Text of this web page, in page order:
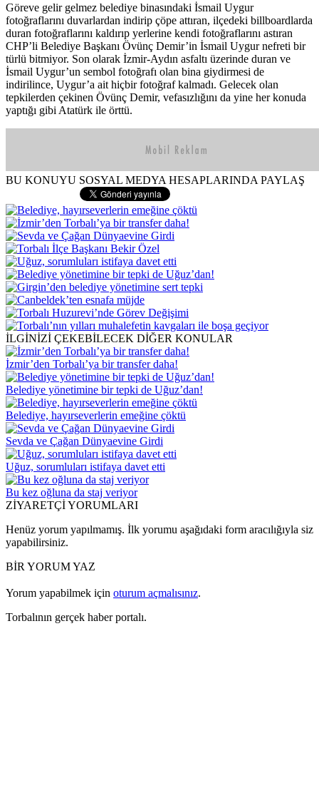
Göreve gelir gelmez belediye binasındaki İsmail Uygur
fotoğraflarını duvarlardan indirip çöpe attıran, ilçedeki billboardlarda
duran fotoğraflarını kaldırıp yerlerine kendi fotoğraflarını astıran
CHP’li Belediye Başkanı Övünç Demir’in İsmail Uygur nefreti bir
türlü bitmiyor. Son olarak İzmir-Aydın asfaltı üzerinde duran ve
İsmail Uygur’un sembol fotoğrafı olan bina giydirmesi de
indirilince, Uygur’a ait hiçbir fotoğraf kalmadı. Gelecek olan
tepkilerden çekinen Övünç Demir, vefasızlığını da yine her konuda
yaptığı gibi Atatürk ile örttü.
BU KONUYU SOSYAL MEDYA HESAPLARINDA PAYLAŞ
İLGİNİZİ ÇEKEBİLECEK DİĞER KONULAR
İzmir’den Torbalı’ya bir transfer daha!
Belediye yönetimine bir tepki de Uğuz’dan!
Belediye, hayırseverlerin emeğine çöktü
Sevda ve Çağan Dünyaevine Girdi
Uğuz, sorumluları istifaya davet etti
Bu kez oğluna da staj veriyor
ZİYARETÇİ YORUMLARI
Henüz yorum yapılmamış. İlk yorumu aşağıdaki form aracılığıyla siz
yapabilirsiniz.
BİR YORUM YAZ
Yorum yapabilmek için oturum açmalısınız.
Torbalının gerçek haber portalı.